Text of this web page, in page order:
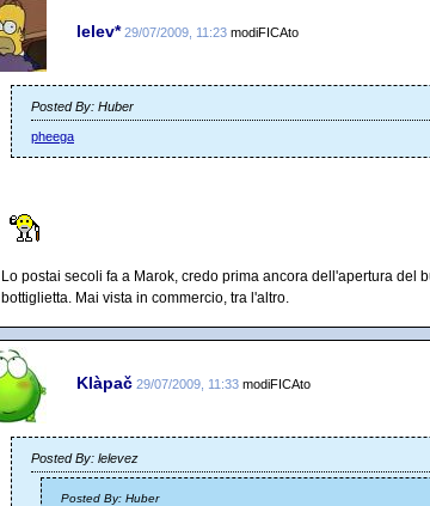
lelev* 29/07/2009, 11:23 modiFICAto
Posted By: Huber
pheega
Lo postai secoli fa a Marok, credo prima ancora dell'apertura
bottiglietta. Mai vista in commercio, tra l'altro.
Klàpač 29/07/2009, 11:33 modiFICAto
Posted By: lelevez
Posted By: Huber